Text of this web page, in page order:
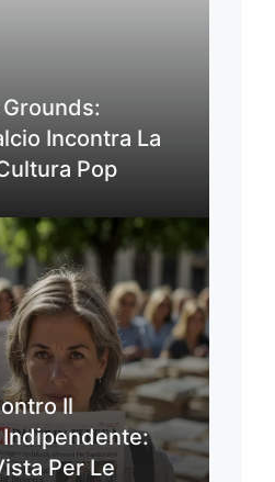
Incontra La
Pop
Il
Per Le